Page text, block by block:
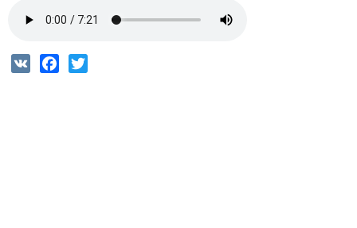
VK Facebook